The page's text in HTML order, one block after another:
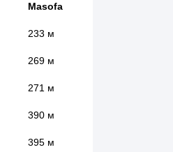
Masofa
233 м
269 м
271 м
390 м
395 м